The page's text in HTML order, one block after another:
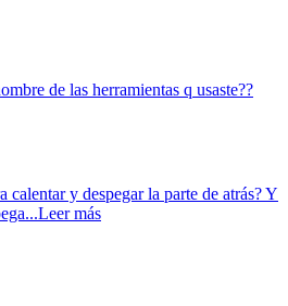
de las herramientas q usaste??
calentar y despegar la parte de atrás? Y
Leer más